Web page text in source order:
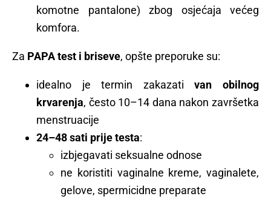
komotne pantalone) zbog osjećaja većeg
komfora.
Za PAPA test i briseve, opšte preporuke su:
idealno je termin zakazativan obilnog
krvarenja, često 10–14 dana nakon završetka
menstruacije
24–48 sati prije testa:
izbjegavati seksualne odnose
ne koristiti vaginalne kreme, vaginalete,
gelove, spermicidne preparate